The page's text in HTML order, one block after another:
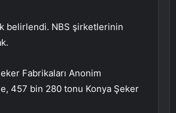
belirlendi. NBS şirketlerinin
Fabrikaları Anonim
457 bin 280 tonu Konya Şeker